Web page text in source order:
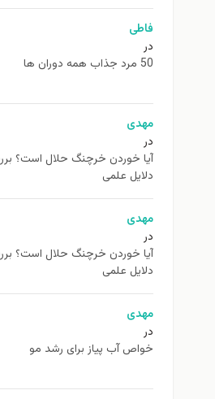
فاطی
در
50 مرد جذاب همه دوران ها
مهدی
در
آیا خوردن خرچنگ حلال است؟
دلایل علمی
مهدی
در
آیا خوردن خرچنگ حلال است؟
دلایل علمی
مهدی
در
خواص آب پیاز برای رشد مو